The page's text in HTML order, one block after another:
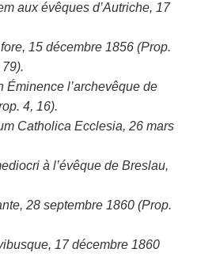
aux évêques d’Autriche, 17
15 décembre 1856 (Prop.
Éminence l’archevêque de
4, 16).
Catholica Ecclesia, 26 mars
à l’évêque de Breslau,
28 septembre 1860 (Prop.
17 décembre 1860